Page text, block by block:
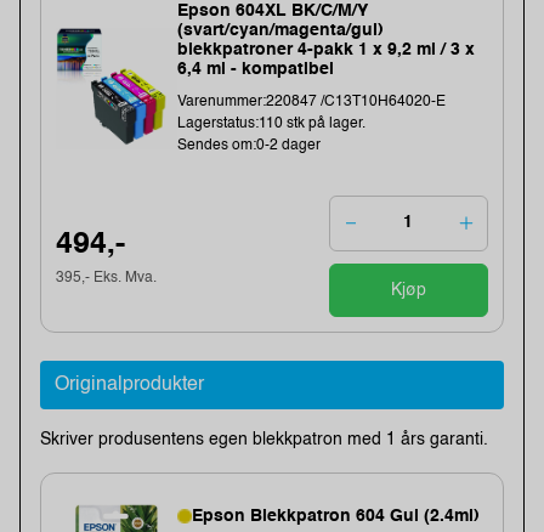
Epson 604XL BK/C/M/Y
(svart/cyan/magenta/gul)
blekkpatroner 4-pakk 1 x 9,2 ml / 3 x
6,4 ml - kompatibel
Varenummer:220847 /C13T10H64020-E
Lagerstatus:110 stk på lager.
Sendes om:0-2 dager
494,-
395,- Eks. Mva.
Kjøp
Originalprodukter
Skriver produsentens egen blekkpatron med 1 års garanti.
Epson Blekkpatron 604 Gul (2.4ml)